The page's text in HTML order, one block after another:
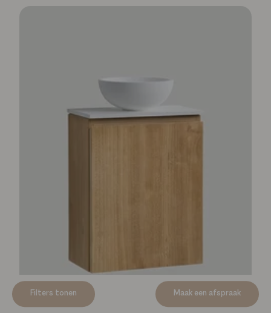
Filters tonen Maak een afspraak
Productspecificaties
Mastello teakhouten toiletmeubel Bali rechts - 36 cm